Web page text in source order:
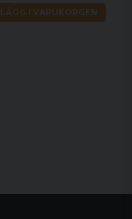
LÄGG I VARUKORGEN